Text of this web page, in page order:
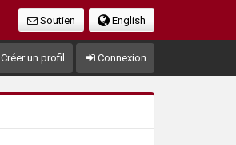
English
Soutien
Créer un profil Connexion